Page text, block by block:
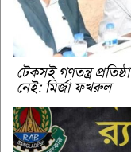
টেকসই গণতন্ত্র
নেই: মির্জা ফখরুল